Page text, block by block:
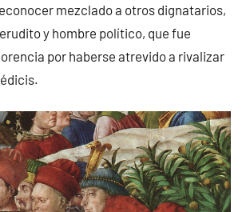
mezclado a otros dignatarios,
y hombre político, que fue
por haberse atrevido a rivalizar